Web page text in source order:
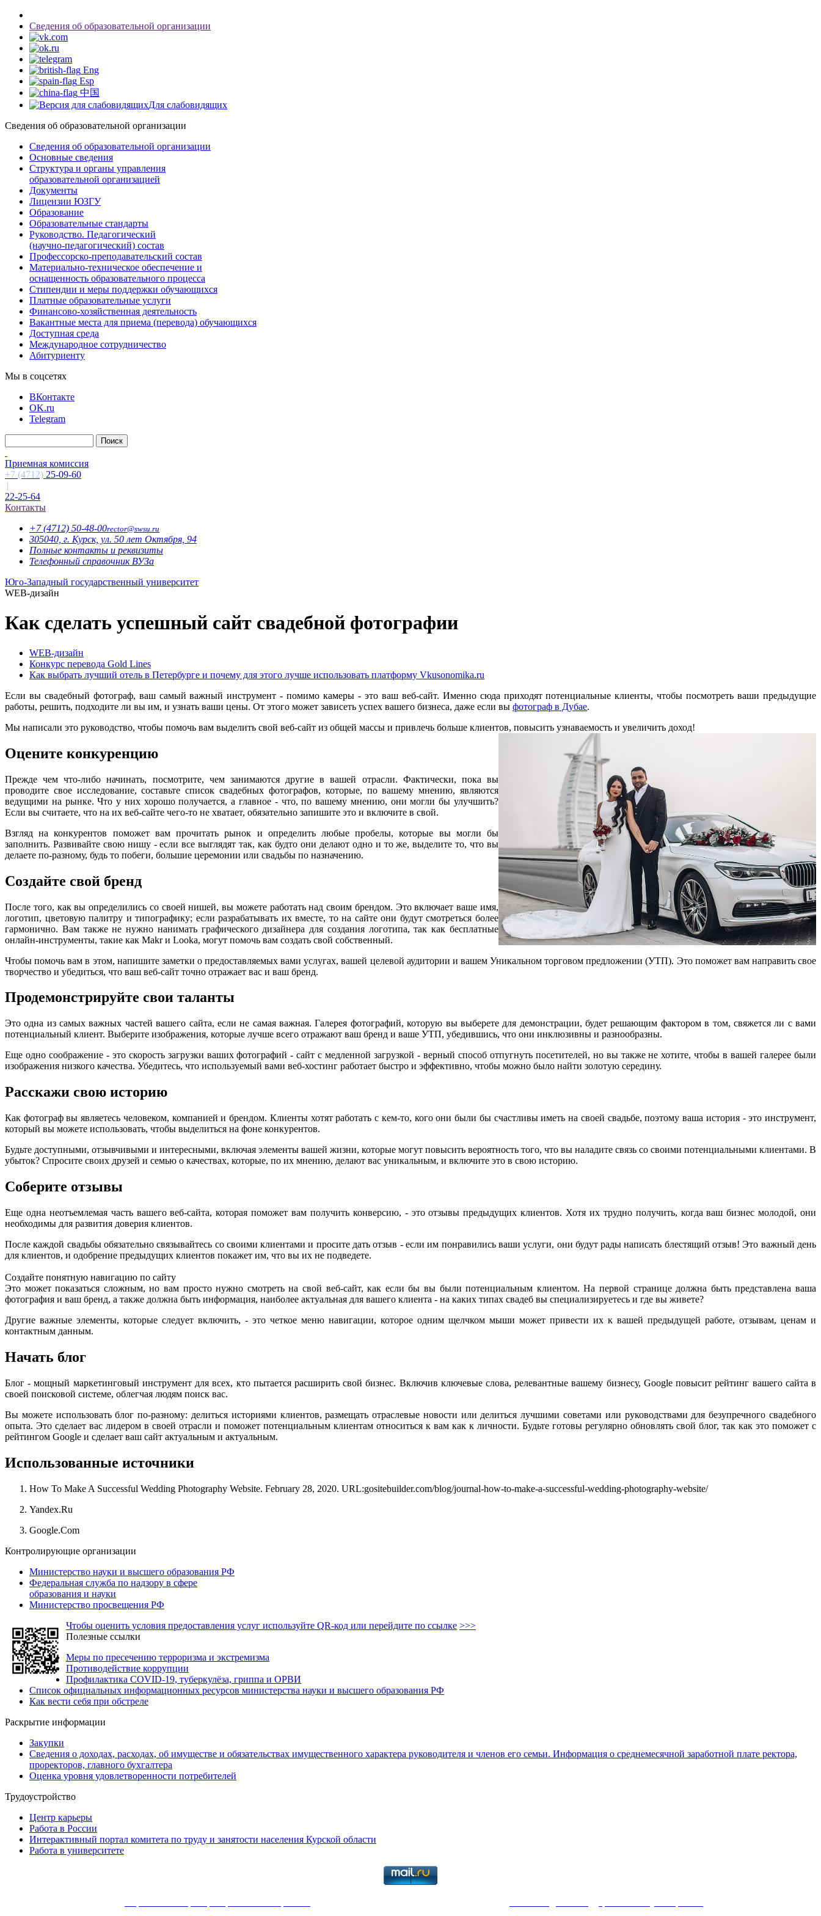
Сведения об образовательной организации
Eng
Esp
中国
Для слабовидящих
Сведения об образовательной организации
Сведения об образовательной организации
Основные сведения
Структура и органы управления
образовательной организацией
Документы
Лицензии ЮЗГУ
Образование
Образовательные стандарты
Руководство. Педагогический
(научно-педагогический) состав
Профессорско-преподавательский состав
Материально-техническое обеспечение и
оснащенность образовательного процесса
Стипендии и меры поддержки обучающихся
Платные образовательные услуги
Финансово-хозяйственная деятельность
Вакантные места для приема (перевода) обучающихся
Доступная среда
Международное сотрудничество
Абитуриенту
Мы в соцсетях
ВКонтакте
OK.ru
Telegram
Приемная комиссия
+7 (4712) 25-09-60
|
22-25-64
Контакты
+7 (4712) 50-48-00rector@swsu.ru
305040, г. Курск, ул. 50 лет Октября, 94
Полные контакты и реквизиты
Телефонный справочник ВУЗа
Юго-Западный государственный университет
WEB-дизайн
Как сделать успешный сайт свадебной фотографии
WEB-дизайн
Конкурс перевода Gold Lines
Как выбрать лучший отель в Петербурге и почему для этого лучше использовать платформу Vkusonomika.ru
Если вы свадебный фотограф, ваш самый важный инструмент - помимо камеры - это ваш веб-сайт. Именно сюда приходят потенциальные клиенты, чтобы посмотреть ваши предыдущие
работы, решить, подходите ли вы им, и узнать ваши цены. От этого может зависеть успех вашего бизнеса, даже если вы фотограф в Дубае.
Мы написали это руководство, чтобы помочь вам выделить свой веб-сайт из общей массы и привлечь больше клиентов, повысить узнаваемость и увеличить доход!
Оцените конкуренцию
Прежде чем что-либо начинать, посмотрите, чем занимаются другие в вашей отрасли. Фактически, пока вы
проводите свое исследование, составьте список свадебных фотографов, которые, по вашему мнению, являются
ведущими на рынке. Что у них хорошо получается, а главное - что, по вашему мнению, они могли бы улучшить?
Если вы считаете, что на их веб-сайте чего-то не хватает, обязательно запишите это и включите в свой.
Взгляд на конкурентов поможет вам прочитать рынок и определить любые пробелы, которые вы могли бы
заполнить. Развивайте свою нишу - если все выглядят так, как будто они делают одно и то же, выделите то, что вы
делаете по-разному, будь то побеги, большие церемонии или свадьбы по назначению.
Создайте свой бренд
После того, как вы определились со своей нишей, вы можете работать над своим брендом. Это включает ваше имя,
логотип, цветовую палитру и типографику; если разрабатывать их вместе, то на сайте они будут смотреться более
гармонично. Вам также не нужно нанимать графического дизайнера для создания логотипа, так как бесплатные
онлайн-инструменты, такие как Makr и Looka, могут помочь вам создать свой собственный.
Чтобы помочь вам в этом, напишите заметки о предоставляемых вами услугах, вашей целевой аудитории и вашем Уникальном торговом предложении (УТП). Это поможет вам направить свое
творчество и убедиться, что ваш веб-сайт точно отражает вас и ваш бренд.
Продемонстрируйте свои таланты
Это одна из самых важных частей вашего сайта, если не самая важная. Галерея фотографий, которую вы выберете для демонстрации, будет решающим фактором в том, свяжется ли с вами
потенциальный клиент. Выберите изображения, которые лучше всего отражают ваш бренд и ваше УТП, убедившись, что они инклюзивны и разнообразны.
Еще одно соображение - это скорость загрузки ваших фотографий - сайт с медленной загрузкой - верный способ отпугнуть посетителей, но вы также не хотите, чтобы в вашей галерее были
изображения низкого качества. Убедитесь, что используемый вами веб-хостинг работает быстро и эффективно, чтобы можно было найти золотую середину.
Расскажи свою историю
Как фотограф вы являетесь человеком, компанией и брендом. Клиенты хотят работать с кем-то, кого они были бы счастливы иметь на своей свадьбе, поэтому ваша история - это инструмент,
который вы можете использовать, чтобы выделиться на фоне конкурентов.
Будьте доступными, отзывчивыми и интересными, включая элементы вашей жизни, которые могут повысить вероятность того, что вы наладите связь со своими потенциальными клиентами. В
убыток? Спросите своих друзей и семью о качествах, которые, по их мнению, делают вас уникальным, и включите это в свою историю.
Соберите отзывы
Еще одна неотъемлемая часть вашего веб-сайта, которая поможет вам получить конверсию, - это отзывы предыдущих клиентов. Хотя их трудно получить, когда ваш бизнес молодой, они
необходимы для развития доверия клиентов.
После каждой свадьбы обязательно связывайтесь со своими клиентами и просите дать отзыв - если им понравились ваши услуги, они будут рады написать блестящий отзыв! Это важный день
для клиентов, и одобрение предыдущих клиентов покажет им, что вы их не подведете.
Создайте понятную навигацию по сайту
Это может показаться сложным, но вам просто нужно смотреть на свой веб-сайт, как если бы вы были потенциальным клиентом. На первой странице должна быть представлена ​​ваша
фотография и ваш бренд, а также должна быть информация, наиболее актуальная для вашего клиента - на каких типах свадеб вы специализируетесь и где вы живете?
Другие важные элементы, которые следует включить, - это четкое меню навигации, которое одним щелчком мыши может привести их к вашей предыдущей работе, отзывам, ценам и
контактным данным.
Начать блог
Блог - мощный маркетинговый инструмент для всех, кто пытается расширить свой бизнес. Включив ключевые слова, релевантные вашему бизнесу, Google повысит рейтинг вашего сайта в
своей поисковой системе, облегчая людям поиск вас.
Вы можете использовать блог по-разному: делиться историями клиентов, размещать отраслевые новости или делиться лучшими советами или руководствами для безупречного свадебного
опыта. Это сделает вас лидером в своей отрасли и поможет потенциальным клиентам относиться к вам как к личности. Будьте готовы регулярно обновлять свой блог, так как это поможет с
рейтингом Google и сделает ваш сайт актуальным и актуальным.
Использованные источники
How To Make A Successful Wedding Photography Website. February 28, 2020. URL:gositebuilder.com/blog/journal-how-to-make-a-successful-wedding-photography-website/
Yandex.Ru
Google.Com
Контролирующие организации
Министерство науки и высшего образования РФ
Федеральная служба по надзору в сфере
образования и науки
Министерство просвещения РФ
Чтобы оценить условия предоставления услуг используйте QR-код или перейдите по ссылке >>>
Полезные ссылки
Меры по пресечению терроризма и экстремизма
Противодействие коррупции
Профилактика COVID-19, туберкулёза, гриппа и ОРВИ
Список официальных информационных ресурсов министерства науки и высшего образования РФ
Как вести себя при обстреле
Раскрытие информации
Закупки
Сведения о доходах, расходах, об имуществе и обязательствах имущественного характера руководителя и членов его семьи. Информация о среднемесячной заработной плате ректора,
проректоров, главного бухгалтера
Оценка уровня удовлетворенности потребителей
Трудоустройство
Центр карьеры
Работа в России
Интерактивный портал комитета по труду и занятости населения Курской области
Работа в университете